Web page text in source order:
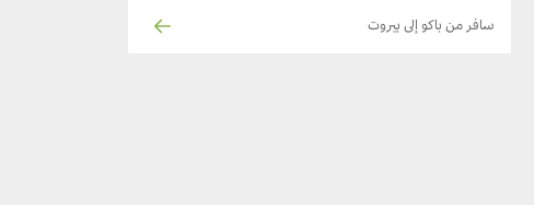
سافر من باكو إلى بيروت